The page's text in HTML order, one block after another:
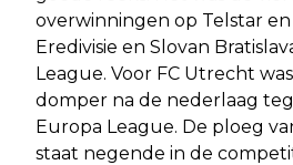
overwinningen op Telstar en
Eredivisie en Slovan
League. Voor FC Utrecht
domper na de nederlaag
Europa League. De ploeg
staat negende in de